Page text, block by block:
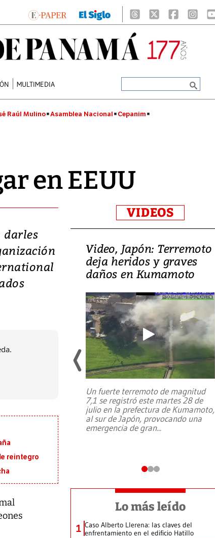
MULTIMEDIA
Raúl Mulino Asamblea Nacional Cepanim
en EEUU
darles
reintegro
VIDEOS
fe
Video, Japón: Terremoto
deja heridos y graves
daños en Kumamoto
Un fuerte terremoto de magnitud
7,1 se registró este martes 28 de
julio en la prefectura de Kumamoto,
al sur de Japón, provocando una
emergencia de gran...
Lo más leído
1 Caso Alberto Llerena: las claves del
enfrentamiento en el edificio Hatillo